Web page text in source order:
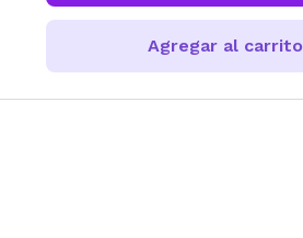
Agregar al carrito